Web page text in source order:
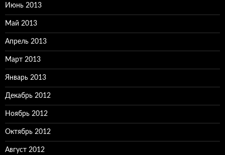
Июнь 2013
Май 2013
Апрель 2013
Март 2013
Январь 2013
Декабрь 2012
Ноябрь 2012
Октябрь 2012
Август 2012